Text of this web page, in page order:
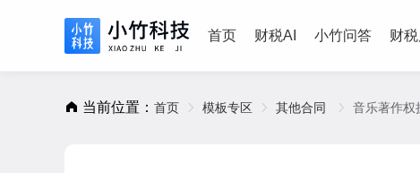
首页 财税AI 小竹问答 财
当前位置： 首页 模板专区 其他合同 音乐著作权